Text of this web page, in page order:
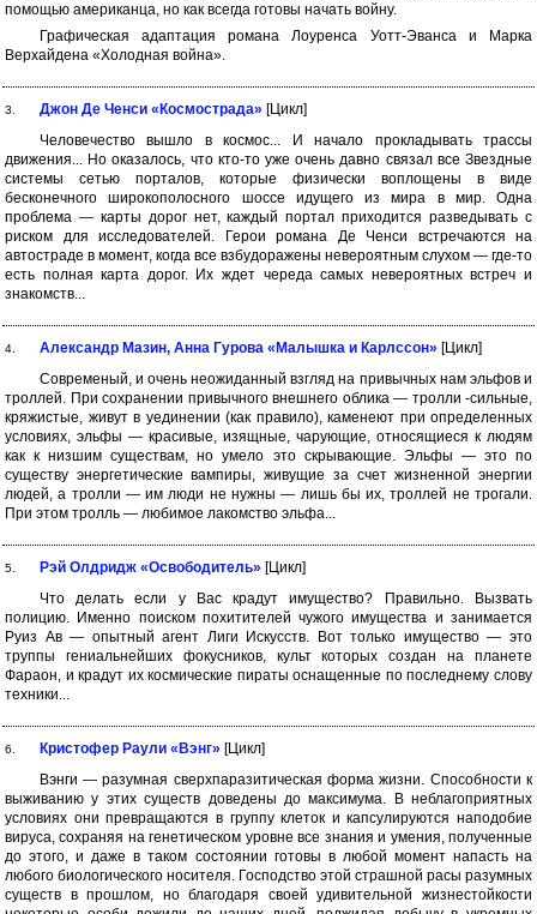
помощью американца, но как всегда готовы начать войну.
Графическая адаптация романа Лоуренса Уотт-Эванса и Марка
Верхайдена «Холодная война».
3. Джон Де Ченси «Космострада» [Цикл]
Человечество вышло в космос... И начало прокладывать трассы
движения... Но оказалось, что кто-то уже очень давно связал все Звездные
системы сетью порталов, которые физически воплощены в виде
бесконечного широкополосного шоссе идущего из мира в мир. Одна
проблема — карты дорог нет, каждый портал приходится разведывать с
риском для исследователей. Герои романа Де Ченси встречаются на
автостраде в момент, когда все взбудоражены невероятным слухом — где-то
есть полная карта дорог. Их ждет череда самых невероятных встреч и
знакомств...
4. Александр Мазин, Анна Гурова «Малышка и Карлссон» [Цикл]
Современый, и очень неожиданный взгляд на привычных нам эльфов и
троллей. При сохранении привычного внешнего облика — тролли -сильные,
кряжистые, живут в уединении (как правило), каменеют при определенных
условиях, эльфы — красивые, изящные, чарующие, относящиеся к людям
как к низшим существам, но умело это скрывающие. Эльфы — это по
существу энергетические вампиры, живущие за счет жизненной энергии
людей, а тролли — им люди не нужны — лишь бы их, троллей не трогали.
При этом тролль — любимое лакомство эльфа...
5. Рэй Олдридж «Освободитель» [Цикл]
Что делать если у Вас крадут имущество? Правильно. Вызвать
полицию. Именно поиском похитителей чужого имущества и занимается
Руиз Ав — опытный агент Лиги Искусств. Вот только имущество — это
труппы гениальнейших фокусников, культ которых создан на планете
Фараон, и крадут их космические пираты оснащенные по последнему слову
техники...
6. Кристофер Раули «Вэнг» [Цикл]
Вэнги — разумная сверхпаразитическая форма жизни. Способности к
выживанию у этих существ доведены до максимума. В неблагоприятных
условиях они превращаются в группу клеток и капсулируются наподобие
вируса, сохраняя на генетическом уровне все знания и умения, полученные
до этого, и даже в таком состоянии готовы в любой момент напасть на
любого биологического носителя. Господство этой страшной расы разумных
существ в прошлом, но благодаря своей удивительной жизнестойкости